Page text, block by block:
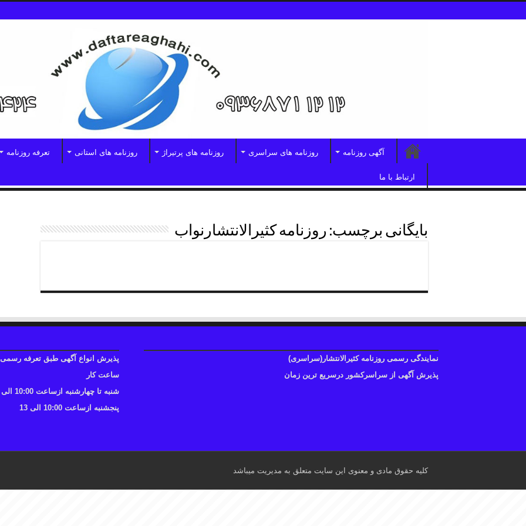
آگهی روزنامه روزنامه های سراسری روزنامه های پرتیراژ روزنامه های استانی تعرفه روزنامه
ارتباط با ما
بایگانی برچسب: روزنامه کثیرالانتشارنواب
نمایندگی رسمی روزنامه کثیرالانتشار(سراسری)
پذیرش آگهی از سراسرکشور درسریع ترین زمان
پذیرش انواع آگهی طبق تعرفه رسمی
ساعت کار
شنبه تا چهارشنبه ازساعت 10:00 الی 17
پنجشنبه ازساعت 10:00 الی 13
کلیه حقوق مادی و معنوی این سایت متعلق به مدیریت میباشد